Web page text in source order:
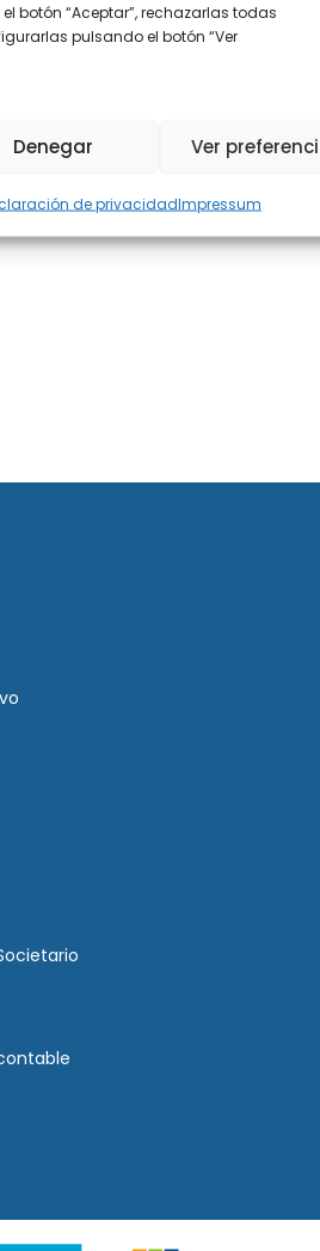
botón “Aceptar”, rechazarlas todas
pulsando el botón “Ver
Denegar Ver
de privacidadImpressum